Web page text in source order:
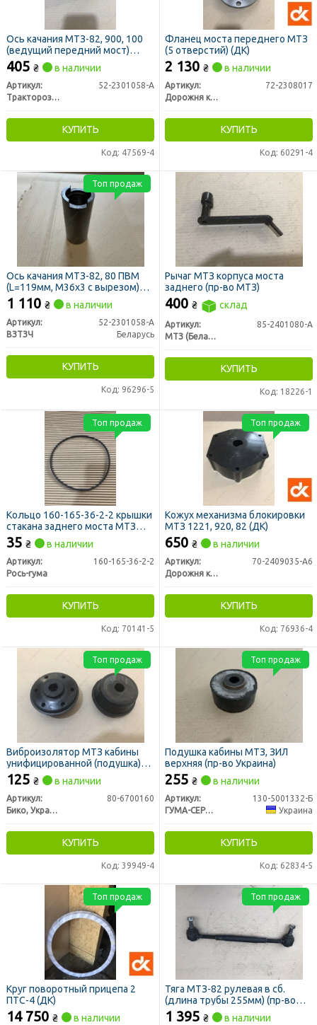
Ось качания МТЗ-82, 900, 100
(ведущий передний мост)
(стар. обр., длинная с вырезом)
(пр-во РЗТ г. Ромны)
405 ₴ в наличии
Артикул:
52-2301058-А
Тракторозапчасть г. Ромны
КУПИТЬ
Код: 47569-4
Фланец моста переднего МТЗ
(5 отверстий) (ДК)
2 130 ₴ в наличии
Артикул:
72-2308017
Дорожня карта
КУПИТЬ
Код: 60291-4
Ось качания МТЗ-82, 80 ПВМ
(L=119мм, М36х3 с вырезом)
(пр-во ВЗТЗЧ)
1 110 ₴ в наличии
Артикул:
52-2301058-А
ВЗТЗЧ
Беларусь
КУПИТЬ
Код: 96296-5
Топ продаж
Рычаг МТЗ корпуса моста
заднего (пр-во МТЗ)
400 ₴ склад
Артикул:
85-2401080-А
МТЗ (Беларусь)
КУПИТЬ
Код: 18226-1
Кольцо 160-165-36-2-2 крышки
стакана заднего моста МТЗ
(пр-во Рось-Гума)
35 ₴ в наличии
Артикул:
160-165-36-2-2
Рось-гума
КУПИТЬ
Код: 70141-5
Топ продаж
Кожух механизма блокировки
МТЗ 1221, 920, 82 (ДК)
650 ₴ в наличии
Артикул:
70-2409035-А6
Дорожня карта
КУПИТЬ
Код: 76936-4
Топ продаж
Виброизолятор МТЗ кабины
унифицированной (подушка)
(пр-во Украина)
125 ₴ в наличии
Артикул:
80-6700160
Бико, Украина
КУПИТЬ
Код: 39949-4
Топ продаж
Подушка кабины МТЗ, ЗИЛ
верхняя (пр-во Украина)
255 ₴ в наличии
Артикул:
130-5001332-Б
ГУМА-СЕРВІС УКРАЇНА
Украина
КУПИТЬ
Код: 62834-5
Топ продаж
Круг поворотный прицепа 2
ПТС-4 (ДК)
14 750 ₴ в наличии
Топ продаж
Тяга МТЗ-82 рулевая в сб.
(длина трубы 255мм) (пр-во
РЗТ г. Ромны)
1 395 ₴ в наличии
Топ продаж